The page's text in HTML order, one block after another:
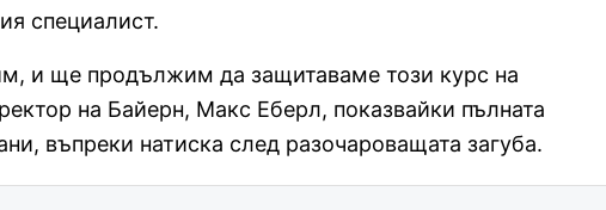
специалист.
и ще продължим да защитаваме този курс на
на Байерн, Макс Еберл, показвайки пълната
въпреки натиска след разочароващата загуба.